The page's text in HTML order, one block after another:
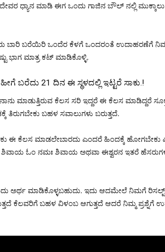
ಧ್ಯಾನ ಮಾಡಿ ಈಗ ಒಂದು ಗಾಜಿನ ಬೌಲ್ ನಲ್ಲಿ ಮುಕ್ಕಾಲು
ಬಾರಿ ಬರೆಯಿರಿ ಒಂದೆರ ಕೆಳಗೆ ಒಂದರಂತೆ ಉದಾಹರಣೆಗೆ
ಭಾಗ ಮಾತ್ರ ಕಟ್ ಮಾಡಿಕೊಳ್ಳಿ.
ಬರೆದು 21 ದಿನ ಈ ಸ್ಥಳದಲ್ಲಿ ಇಟ್ಟರೆ ಸಾಕು.!
ಮಾಡುತ್ತಿರುವ ಕೆಲಸ ಸರಿ ಇದ್ದರೆ ಈ ಕೆಲಸ ಮಾಡಿದ್ದರೆ
ತಿರುಗಬೇಕು ಬಹಳ ಸವಾಲುಗಳು ಬರುತ್ತದೆ‌.
ಈ ಕೆಲಸ ಮಾಡಲೇಬಾರದು ಎಂದರೆ ಹಿಂದಕ್ಕೆ
ಓಂ ನಮಃ ಶಿವಾಯ ಅಥವಾ ಈಶ್ವರನ ಇತರೆ
ಮಾಡಿಕೊಳ್ಳಬಹುದು. ಇದು ಆದಮೇಲೆ ನಿಮಗೆ ರಿಸಲ್ಟ್
ಕೆಲವರಿಗೆ ಬಹಳ ವಿಳಂಬ ಆಗುತ್ತದೆ ಆದರೆ ನಿಮ್ಮ ಪ್ರಶ್ನೆಗೆ